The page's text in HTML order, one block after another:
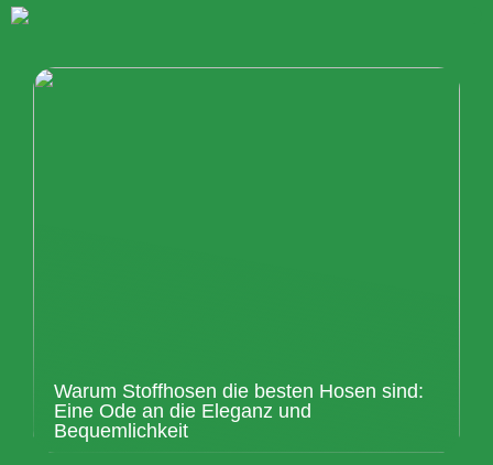
Warum Stoffhosen die besten Hosen sind:
Eine Ode an die Eleganz und
Bequemlichkeit